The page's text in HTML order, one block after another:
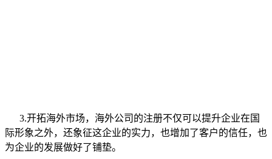
3.开拓海外市场，海外公司的注册不仅可以提升企业在国
际形象之外，还象征这企业的实力，也增加了客户的信任，也
为企业的发展做好了铺垫。